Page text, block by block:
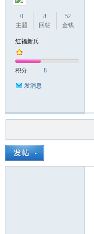
0
主题
8
回帖
52
金钱
红福新兵
积分 8
发消息